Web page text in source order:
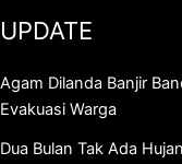
UPDATE
Agam Dilanda Banjir
Evakuasi Warga
Dua Bulan Tak Ada